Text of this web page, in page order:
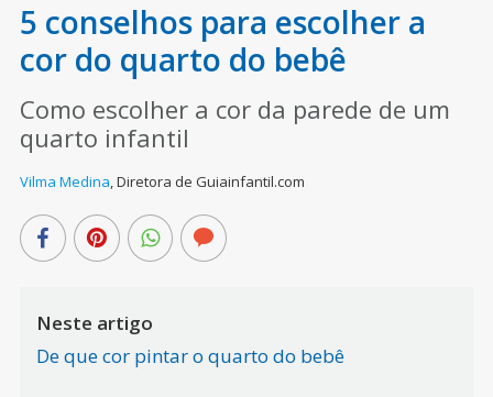
5 conselhos para escolher a
cor do quarto do bebê
Como escolher a cor da parede de um
quarto infantil
Vilma Medina,Diretora de Guiainfantil.com
Neste artigo
De que cor pintar o quarto do bebê